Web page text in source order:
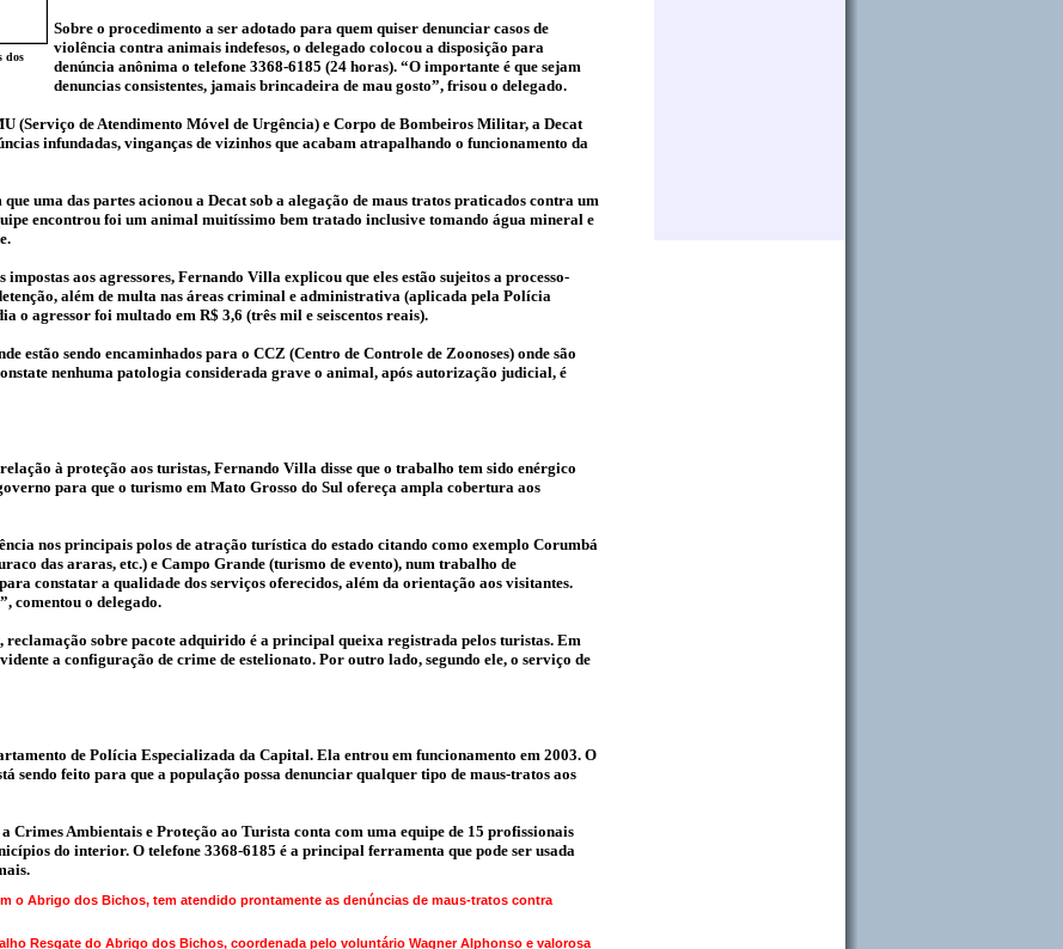
dos
Sobre o procedimento a ser adotado para quem quiser denunciar casos de
violência contra animais indefesos, o delegado colocou a disposição para
denúncia anônima o telefone 3368-6185 (24 horas). “O importante é que sejam
denuncias consistentes, jamais brincadeira de mau gosto”, frisou o delegado.
(Serviço de Atendimento Móvel de Urgência) e Corpo de Bombeiros Militar, a Decat
infundadas, vinganças de vizinhos que acabam atrapalhando o funcionamento da
uma das partes acionou a Decat sob a alegação de maus tratos praticados contra um
encontrou foi um animal muitíssimo bem tratado inclusive tomando água mineral e
aos agressores, Fernando Villa explicou que eles estão sujeitos a processo-
além de multa nas áreas criminal e administrativa (aplicada pela Polícia
o agressor foi multado em R$ 3,6 (três mil e seiscentos reais).
estão sendo encaminhados para o CCZ (Centro de Controle de Zoonoses) onde são
nenhuma patologia considerada grave o animal, após autorização judicial, é
à proteção aos turistas, Fernando Villa disse que o trabalho tem sido enérgico
para que o turismo em Mato Grosso do Sul ofereça ampla cobertura aos
nos principais polos de atração turística do estado citando como exemplo Corumbá
das araras, etc.) e Campo Grande (turismo de evento), num trabalho de
constatar a qualidade dos serviços oferecidos, além da orientação aos visitantes.
comentou o delegado.
reclamação sobre pacote adquirido é a principal queixa registrada pelos turistas. Em
a configuração de crime de estelionato. Por outro lado, segundo ele, o serviço de
de Polícia Especializada da Capital. Ela entrou em funcionamento em 2003. O
sendo feito para que a população possa denunciar qualquer tipo de maus-tratos aos
Crimes Ambientais e Proteção ao Turista conta com uma equipe de 15 profissionais
do interior. O telefone 3368-6185 é a principal ferramenta que pode ser usada
o Abrigo dos Bichos, tem atendido prontamente as denúncias de maus-tratos contra
Resgate do Abrigo dos Bichos, coordenada pelo voluntário Wagner Alphonso e valorosa